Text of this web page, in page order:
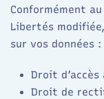
Conformément
Libertés
sur vos données :
Droit d’accès
Droit de